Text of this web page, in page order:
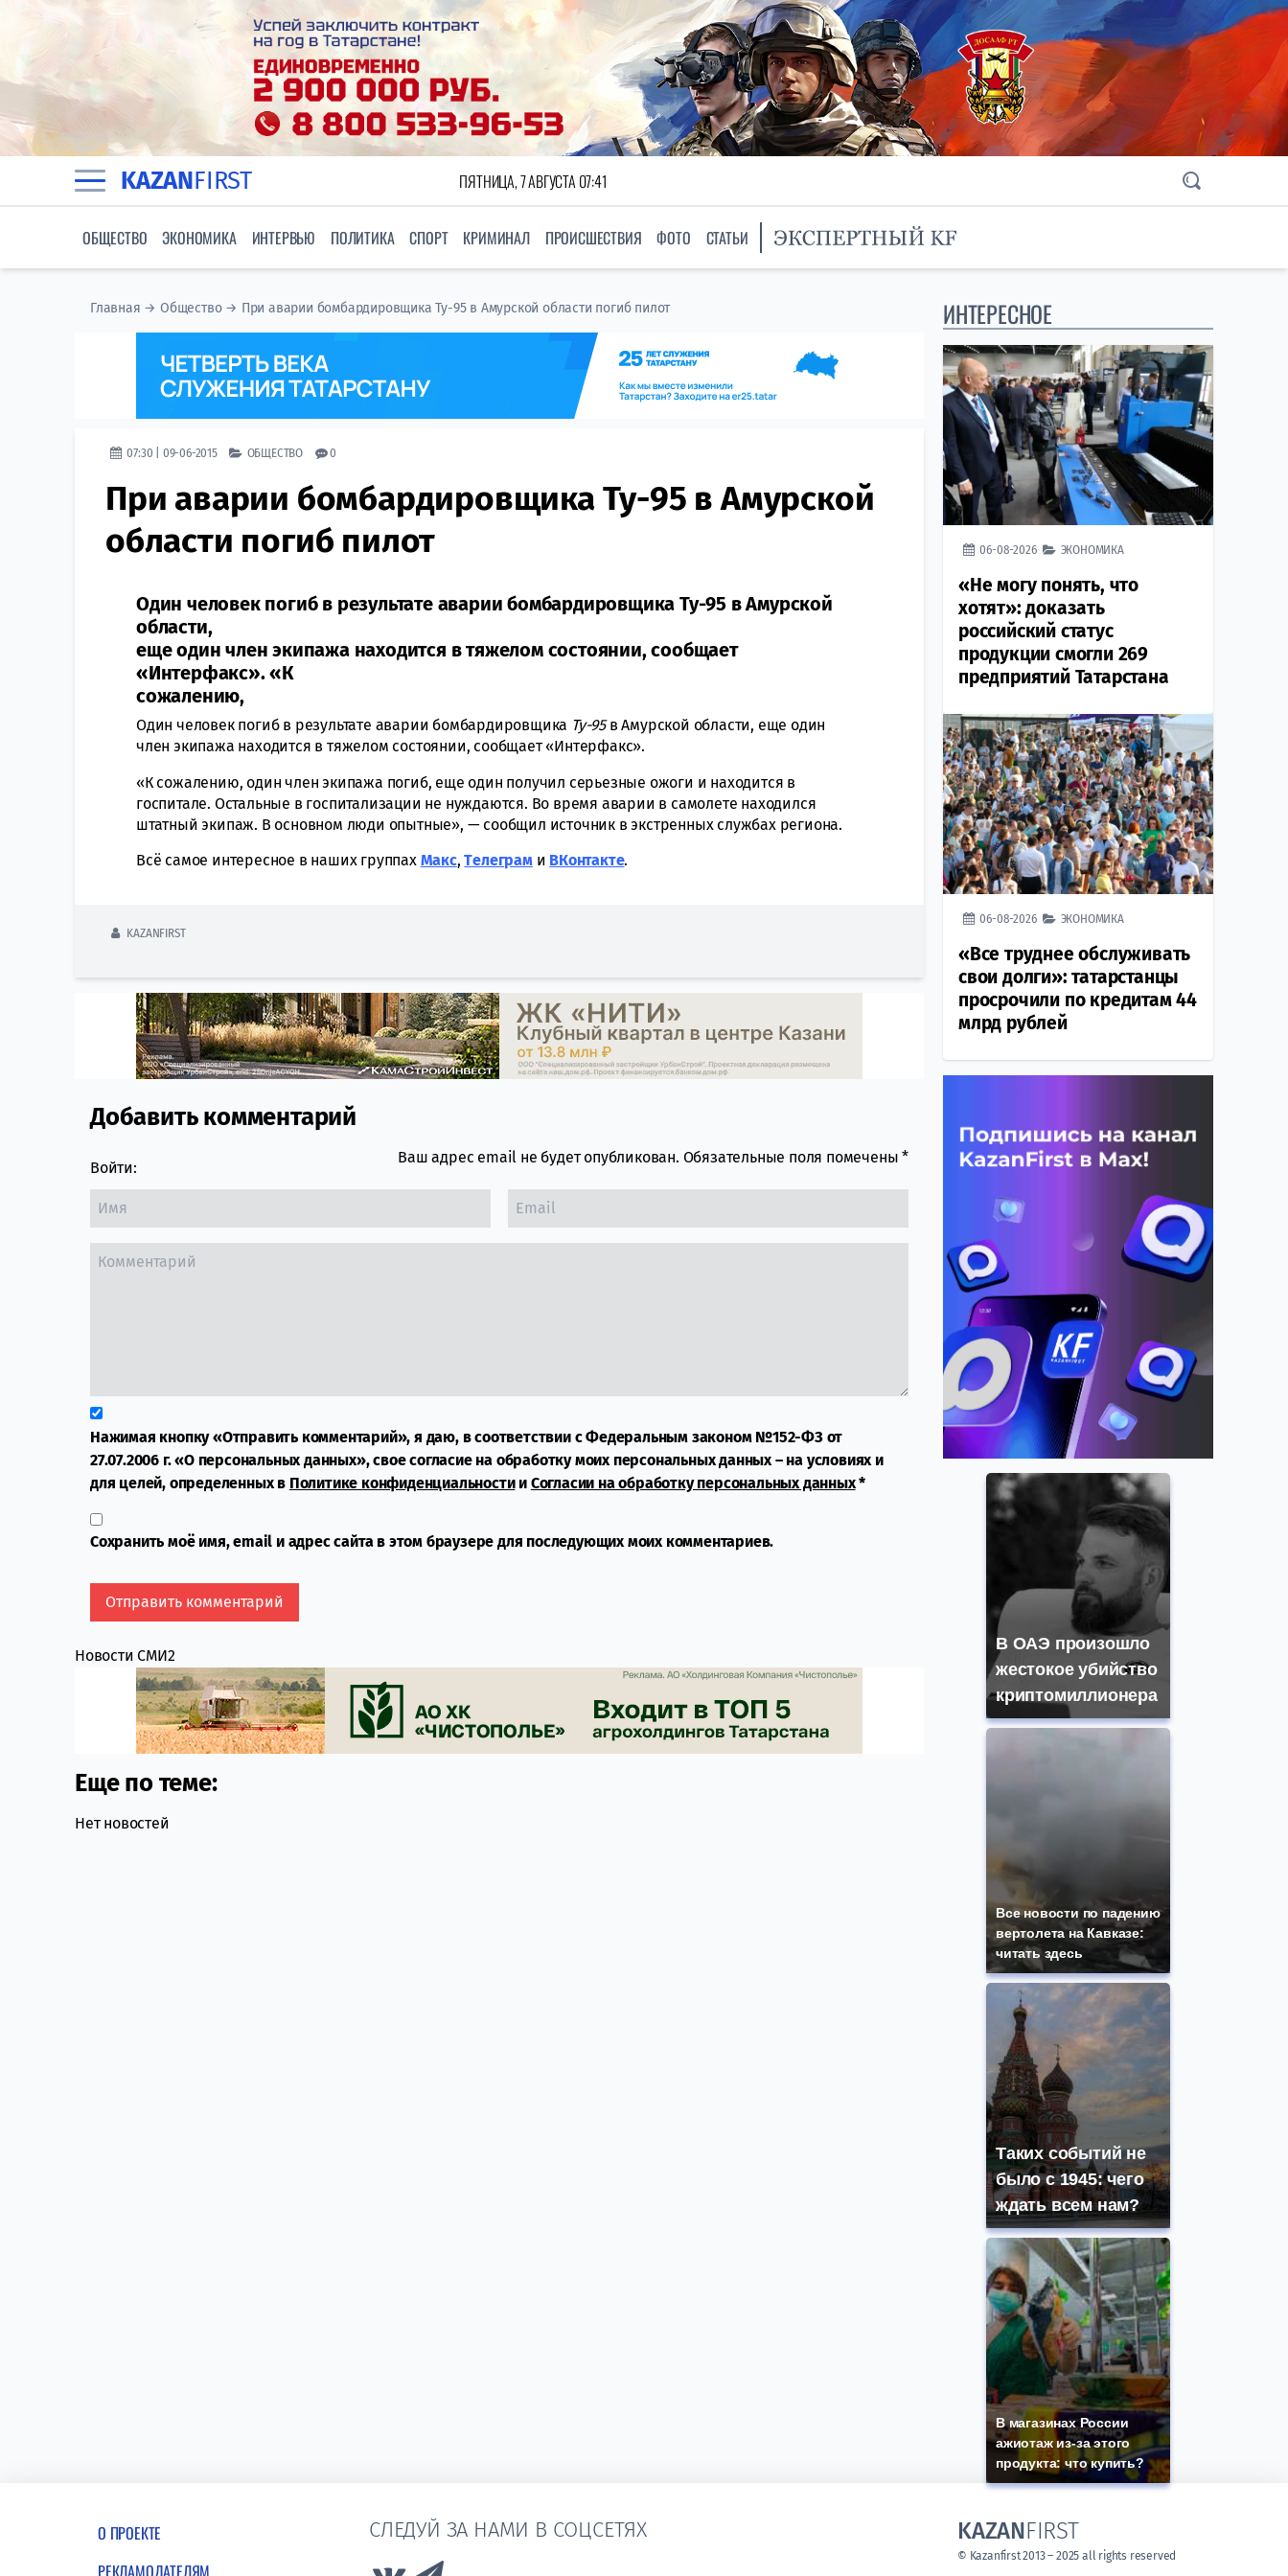
KAZANFIRST ПЯТНИЦА, 7 АВГУСТА 07:41
ОБЩЕСТВО ЭКОНОМИКА ИНТЕРВЬЮ ПОЛИТИКА СПОРТ КРИМИНАЛ ПРОИСШЕСТВИЯ ФОТО СТАТЬИ
Главная →Общество→ При аварии бомбардировщика Ту-95 в Амурской области погиб пилот
07:30 | 09-06-2015 ОБЩЕСТВО 0
При аварии бомбардировщика Ту-95 в Амурской
области погиб пилот
Один человек погиб в результате аварии бомбардировщика Ту-95 в Амурской
области,
еще один член экипажа находится в тяжелом состоянии, сообщает
«Интерфакс». «К
сожалению,
Один человек погиб в результате аварии бомбардировщика Ту-95в Амурской области, еще один
член экипажа находится в тяжелом состоянии, сообщает «Интерфакс».
«К сожалению, один член экипажа погиб, еще один получил серьезные ожоги и находится в
госпитале. Остальные в госпитализации не нуждаются. Во время аварии в самолете находился
штатный экипаж. В основном люди опытные», — сообщил источник в экстренных службах региона.
Всё самое интересное в наших группах Макс,Tелеграми ВКонтакте.
KAZANFIRST
Comment section
Добавить комментарий
Войти:
Ваш адрес email не будет опубликован. Обязательные поля помечены*
Нажимая кнопку «Отправить комментарий», я даю, в соответствии с Федеральным законом №152-ФЗ от
27.07.2006 г. «О персональных данных», свое согласие на обработку моих персональных данных – на условиях и
для целей, определенных в Политике конфиденциальностии Согласии на обработку персональных данных*
Сохранить моё имя, email и адрес сайта в этом браузере для последующих моих комментариев.
Новости СМИ2
Еще по теме:
Нет новостей
ИНТЕРЕСНОЕ
06-08-2026 ЭКОНОМИКА
«Не могу понять, что
хотят»: доказать
российский статус
продукции смогли 269
предприятий Татарстана
06-08-2026 ЭКОНОМИКА
«Все труднее обслуживать
свои долги»: татарстанцы
просрочили по кредитам 44
млрд рублей
В ОАЭ произошло
жестокое убийство
криптомиллионера
Все новости по падению
вертолета на Кавказе:
читать здесь
Таких событий не
было с 1945: чего
ждать всем нам?
В магазинах России
ажиотаж из-за этого
продукта: что купить?
О ПРОЕКТЕ
РЕКЛАМОДАТЕЛЯМ
СЛЕДУЙ ЗА НАМИ В СОЦСЕТЯХ
Link to Vk
KAZANFIRST
© Kazanfirst 2013 – 2025 all rights reserved